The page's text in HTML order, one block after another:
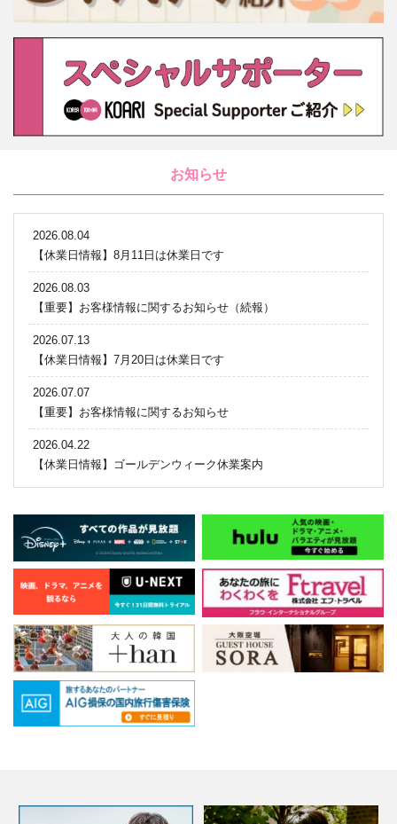
お知らせ
2026.08.04
【休業日情報】8月11日は休業日です
2026.08.03
【重要】お客様情報に関するお知らせ（続報）
2026.07.13
【休業日情報】7月20日は休業日です
2026.07.07
【重要】お客様情報に関するお知らせ
2026.04.22
【休業日情報】ゴールデンウィーク休業案内